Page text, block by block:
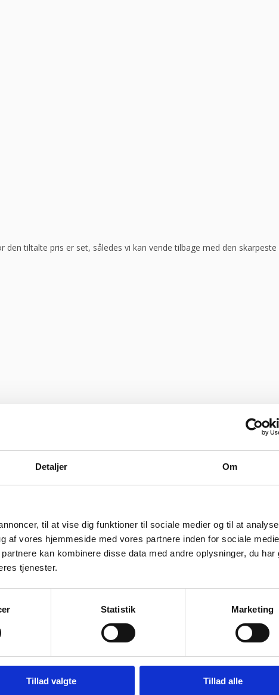
Detaljer Om
til at vise dig funktioner til sociale medier og til at
af vores hjemmeside med vores partnere inden for sociale
kan kombinere disse data med andre oplysninger, du har
tjenester.
Statistik Marketing
Tillad valgte Tillad alle
tiltalte pris er set, således vi kan vende tilbage med den skarpeste